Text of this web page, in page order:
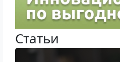
Статьи